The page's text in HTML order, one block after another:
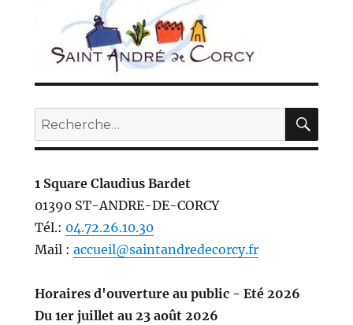
Recherche
pour :
1 Square Claudius Bardet
01390 ST-ANDRE-DE-CORCY
Tél.: 04.72.26.10.30
Mail : accueil@saintandredecorcy.fr
Horaires d'ouverture au public - Eté 2026
Du 1er juillet au 23 août 2026